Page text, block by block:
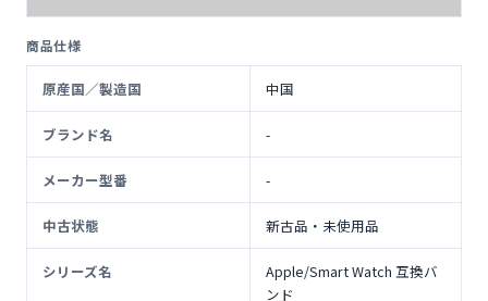
商品仕様
原産国／製造国 中国
ブランド名 -
メーカー型番 -
中古状態 新古品・未使用品
シリーズ名
Apple/Smart Watch 互換バ
ンド